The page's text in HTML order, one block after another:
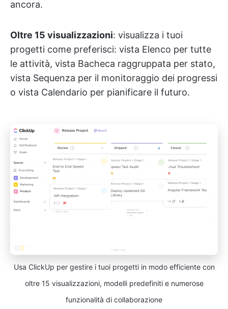
ancora.
Oltre 15 visualizzazioni: visualizza i tuoi
progetti come preferisci: vista Elenco per tutte
le attività, vista Bacheca raggruppata per stato,
vista Sequenza per il monitoraggio dei progressi
o vista Calendario per pianificare il futuro.
Usa ClickUp per gestire i tuoi progetti in modo efficiente con
oltre 15 visualizzazioni, modelli predefiniti e numerose
funzionalità di collaborazione